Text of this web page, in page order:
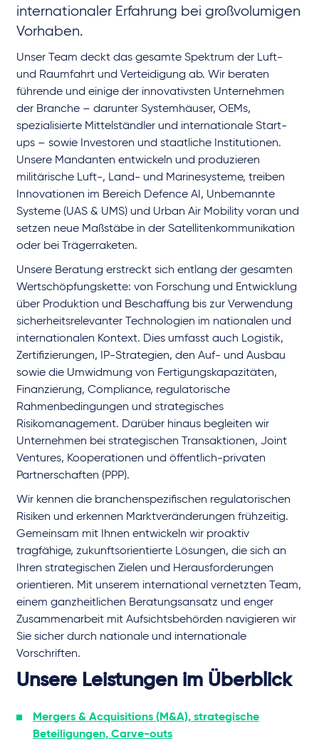
internationaler Erfahrung bei großvolumigen
Vorhaben.
Unser Team deckt das gesamte Spektrum der Luft-
und Raumfahrt und Verteidigung ab. Wir beraten
führende und einige der innovativsten Unternehmen
der Branche – darunter Systemhäuser, OEMs,
spezialisierte Mittelständler und internationale Start-
ups – sowie Investoren und staatliche Institutionen.
Unsere Mandanten entwickeln und produzieren
militärische Luft-, Land- und Marinesysteme, treiben
Innovationen im Bereich Defence AI, Unbemannte
Systeme (UAS & UMS) und Urban Air Mobility voran und
setzen neue Maßstäbe in der Satellitenkommunikation
oder bei Trägerraketen.
Unsere Beratung erstreckt sich entlang der gesamten
Wertschöpfungskette: von Forschung und Entwicklung
über Produktion und Beschaffung bis zur Verwendung
sicherheitsrelevanter Technologien im nationalen und
internationalen Kontext. Dies umfasst auch Logistik,
Zertifizierungen, IP-Strategien, den Auf- und Ausbau
sowie die Umwidmung von Fertigungskapazitäten,
Finanzierung, Compliance, regulatorische
Rahmenbedingungen und strategisches
Risikomanagement. Darüber hinaus begleiten wir
Unternehmen bei strategischen Transaktionen, Joint
Ventures, Kooperationen und öffentlich-privaten
Partnerschaften (PPP).
Wir kennen die branchenspezifischen regulatorischen
Risiken und erkennen Marktveränderungen frühzeitig.
Gemeinsam mit Ihnen entwickeln wir proaktiv
tragfähige, zukunftsorientierte Lösungen, die sich an
Ihren strategischen Zielen und Herausforderungen
orientieren. Mit unserem international vernetzten Team,
einem ganzheitlichen Beratungsansatz und enger
Zusammenarbeit mit Aufsichtsbehörden navigieren wir
Sie sicher durch nationale und internationale
Vorschriften.
Unsere Leistungen im Überblick
Mergers & Acquisitions (M&A), strategische
Beteiligungen, Carve-outs